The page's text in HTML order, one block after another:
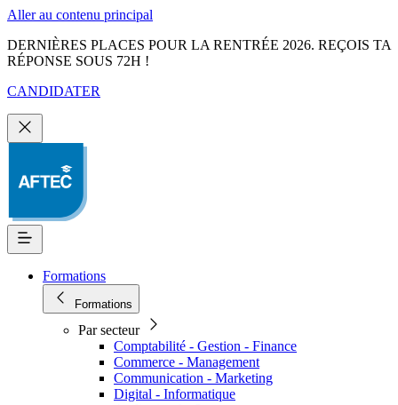
Aller au contenu principal
DERNIÈRES PLACES POUR LA RENTRÉE 2026. REÇOIS TA
RÉPONSE SOUS 72H !
CANDIDATER
Formations
Formations
Par secteur
Comptabilité - Gestion - Finance
Commerce - Management
Communication - Marketing
Digital - Informatique